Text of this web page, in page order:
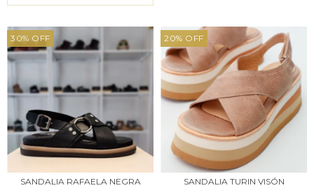
30% OFF
SANDALIA RAFAELA NEGRA
20% OFF
SANDALIA TURIN VISÓN